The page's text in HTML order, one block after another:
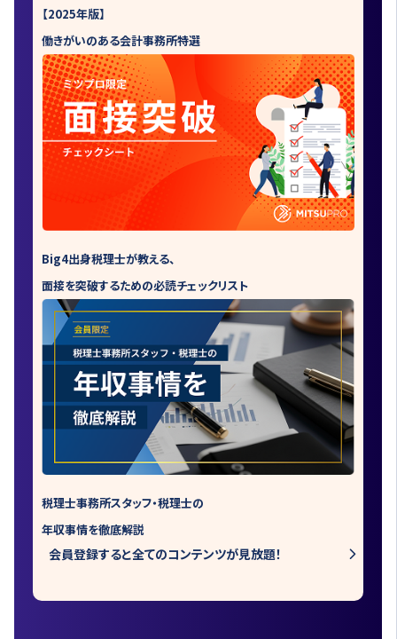
【2025年版】
働きがいのある会計事務所特選
Big4出身税理士が教える、
面接を突破するための必読チェックリスト
税理士事務所スタッフ・税理士の
年収事情を徹底解説
会員登録すると全てのコンテンツが見放題！